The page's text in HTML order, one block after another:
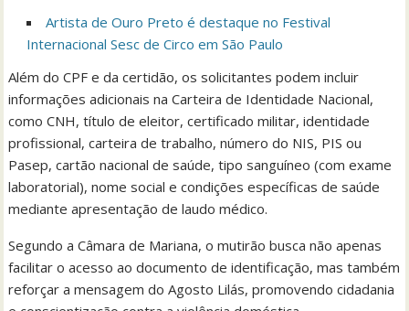
Artista de Ouro Preto é destaque no Festival
Internacional Sesc de Circo em São Paulo
Além do CPF e da certidão, os solicitantes podem incluir
informações adicionais na Carteira de Identidade Nacional,
como CNH, título de eleitor, certificado militar, identidade
profissional, carteira de trabalho, número do NIS, PIS ou
Pasep, cartão nacional de saúde, tipo sanguíneo (com exame
laboratorial), nome social e condições específicas de saúde
mediante apresentação de laudo médico.
Segundo a Câmara de Mariana, o mutirão busca não apenas
facilitar o acesso ao documento de identificação, mas também
reforçar a mensagem do Agosto Lilás, promovendo cidadania